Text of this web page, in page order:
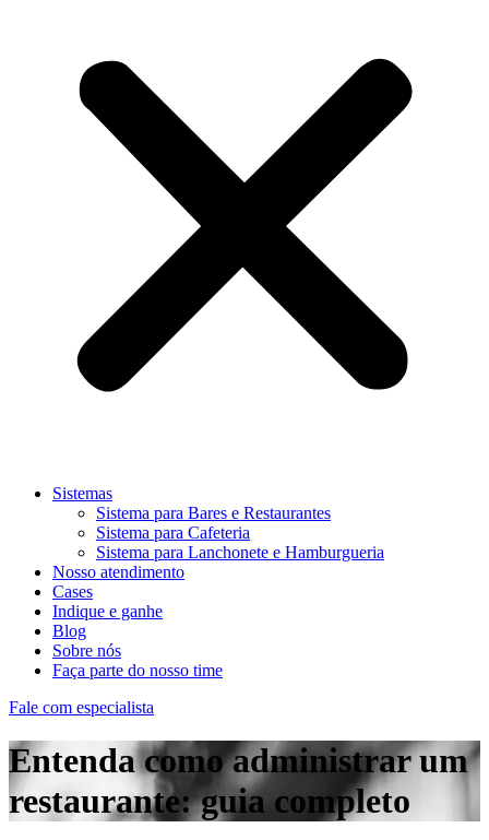
Sistemas
Sistema para Bares e Restaurantes
Sistema para Cafeteria
Sistema para Lanchonete e Hamburgueria
Nosso atendimento
Cases
Indique e ganhe
Blog
Sobre nós
Faça parte do nosso time
Fale com especialista
Entenda como administrar um
restaurante: guia completo